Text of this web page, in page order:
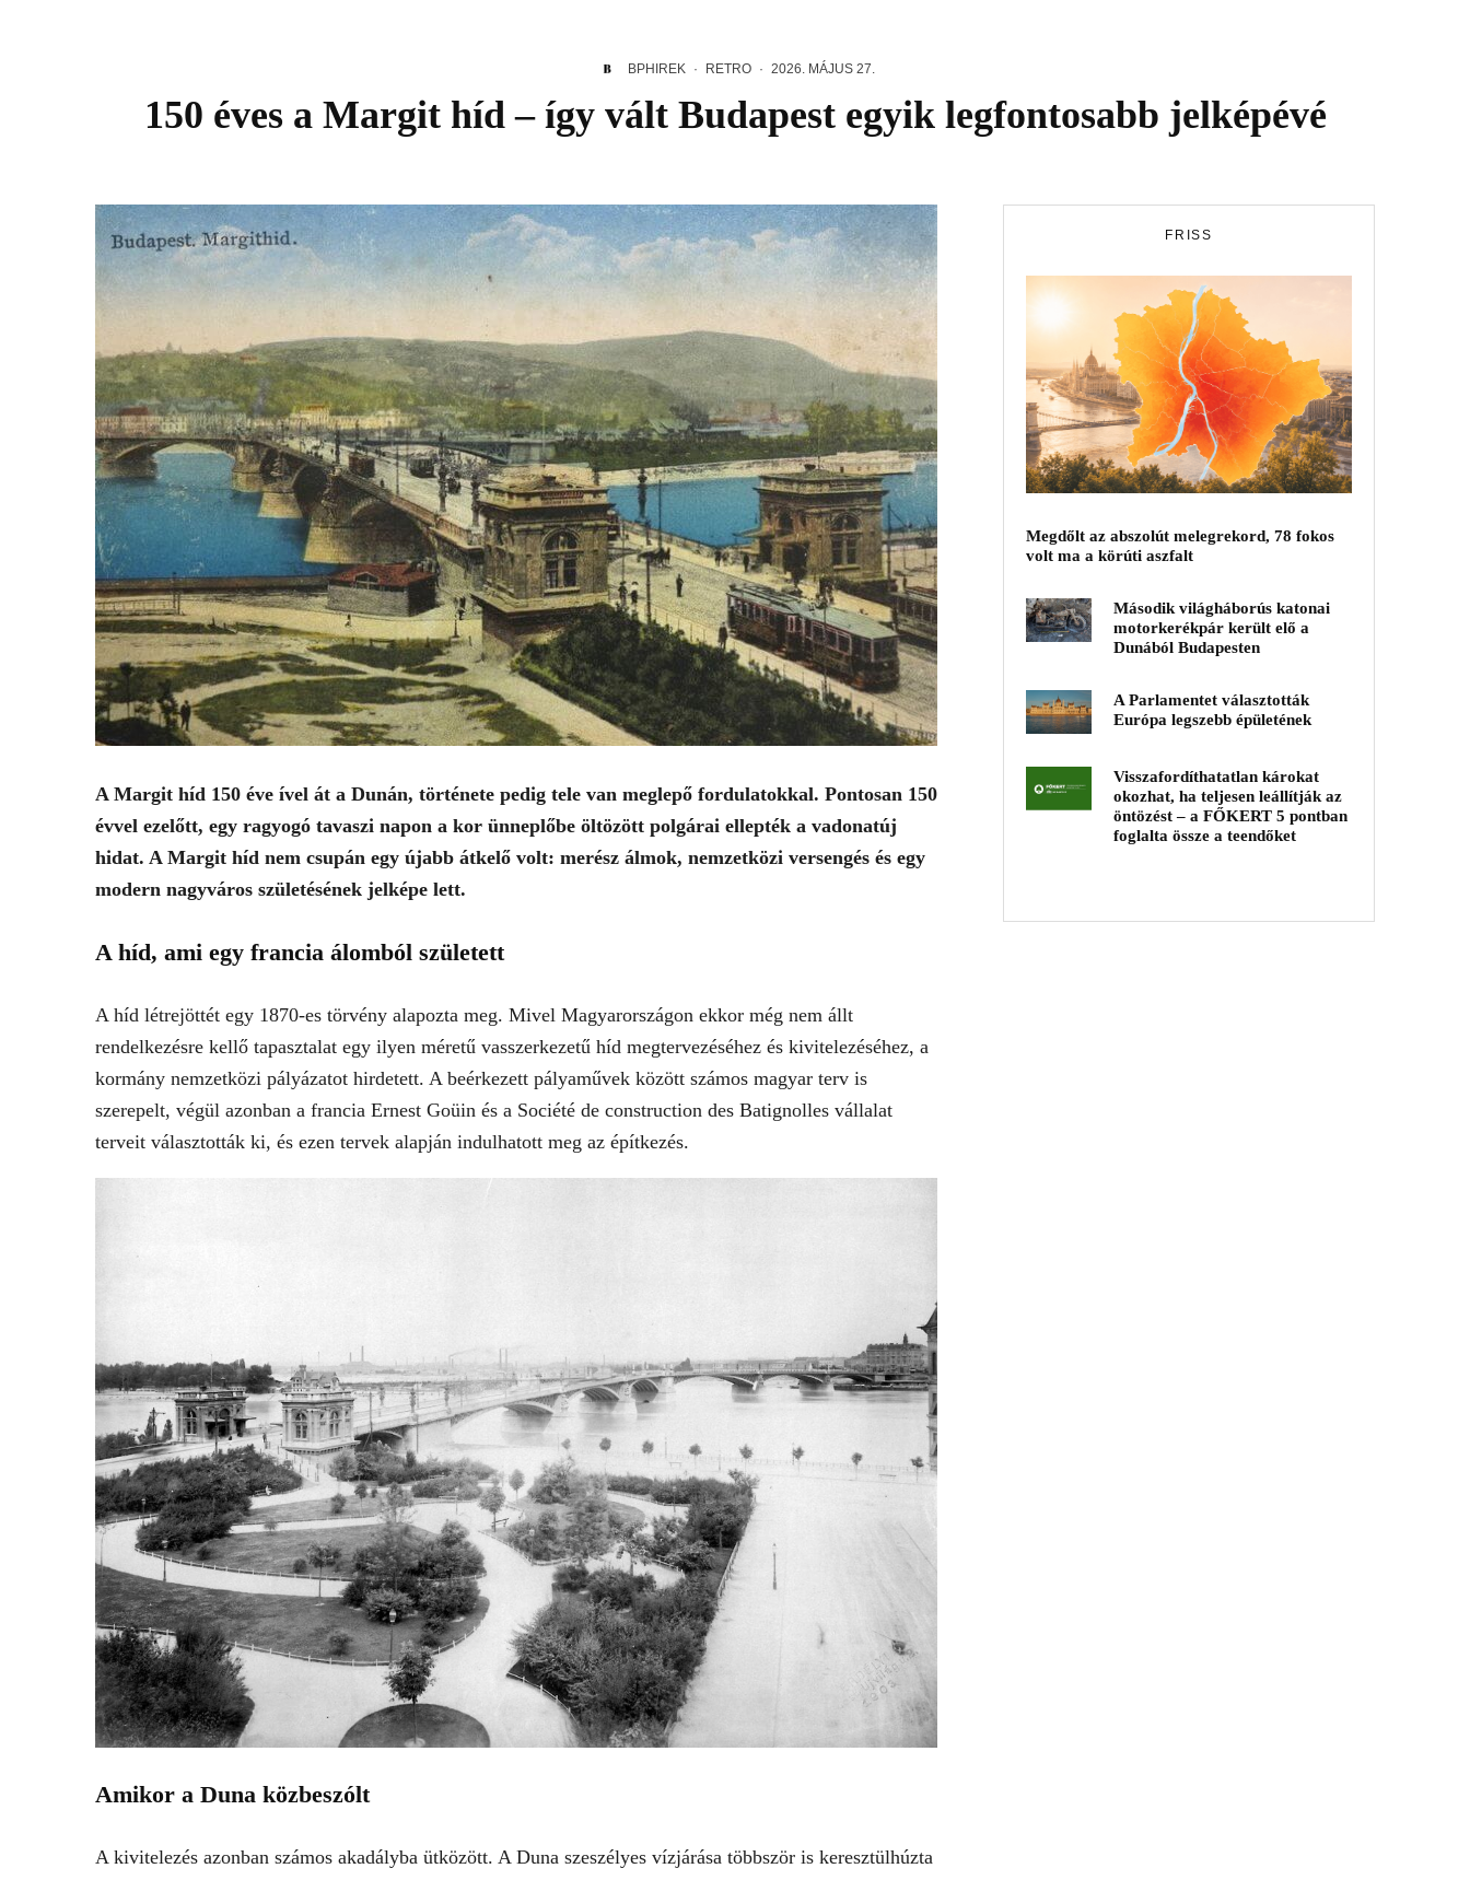
BPHIREK · RETRO · 2026. MÁJUS 27.
150 éves a Margit híd – így vált Budapest egyik legfontosabb jelképévé
A Margit híd 150 éve ível át a Dunán, története pedig tele van meglepő fordulatokkal. Pontosan 150
évvel ezelőtt, egy ragyogó tavaszi napon a kor ünneplőbe öltözött polgárai ellepték a vadonatúj
hidat. A Margit híd nem csupán egy újabb átkelő volt: merész álmok, nemzetközi versengés és egy
modern nagyváros születésének jelképe lett.
A híd, ami egy francia álomból született
A híd létrejöttét egy 1870-es törvény alapozta meg. Mivel Magyarországon ekkor még nem állt
rendelkezésre kellő tapasztalat egy ilyen méretű vasszerkezetű híd megtervezéséhez és kivitelezéséhez, a
kormány nemzetközi pályázatot hirdetett. A beérkezett pályaművek között számos magyar terv is
szerepelt, végül azonban a francia Ernest Goüin és a Société de construction des Batignolles vállalat
terveit választották ki, és ezen tervek alapján indulhatott meg az építkezés.
Amikor a Duna közbeszólt
A kivitelezés azonban számos akadályba ütközött. A Duna szeszélyes vízjárása többször is keresztülhúzta
FRISS
Megdőlt az abszolút melegrekord, 78 fokos
volt ma a körúti aszfalt
Második világháborús katonai
motorkerékpár került elő a
Dunából Budapesten
A Parlamentet választották
Európa legszebb épületének
Visszafordíthatatlan károkat
okozhat, ha teljesen leállítják az
öntözést – a FŐKERT 5 pontban
foglalta össze a teendőket